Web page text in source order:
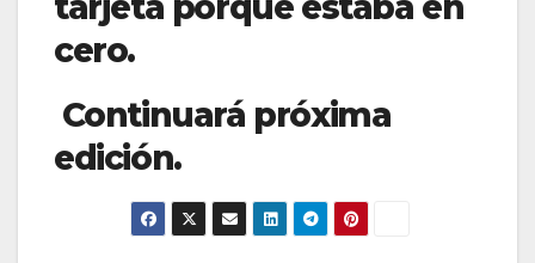
cero.
Continuará próxima
edición.